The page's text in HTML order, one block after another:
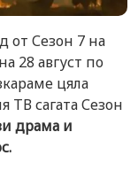
от Сезон 7 на
28 август по
цяла
ТВ сагата Сезон
драма и